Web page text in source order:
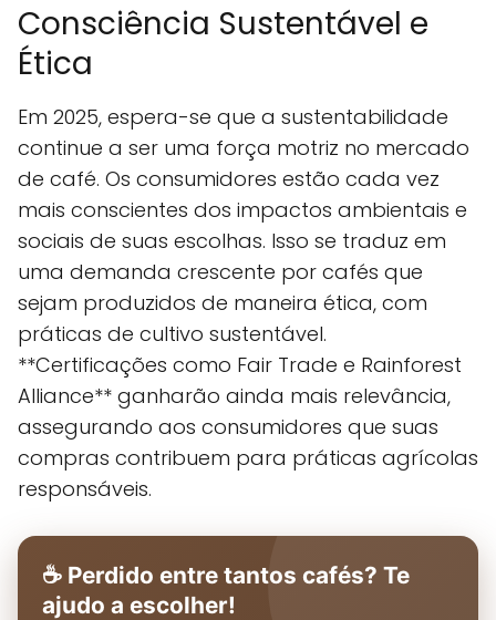
Consciência Sustentável e
Ética
Em 2025, espera-se que a sustentabilidade
continue a ser uma força motriz no mercado
de café. Os consumidores estão cada vez
mais conscientes dos impactos ambientais e
sociais de suas escolhas. Isso se traduz em
uma demanda crescente por cafés que
sejam produzidos de maneira ética, com
práticas de cultivo sustentável.
**Certificações como Fair Trade e Rainforest
Alliance** ganharão ainda mais relevância,
assegurando aos consumidores que suas
compras contribuem para práticas agrícolas
responsáveis.
☕ Perdido entre tantos cafés? Te
ajudo a escolher!